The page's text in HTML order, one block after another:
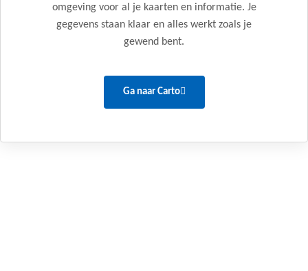
omgeving voor al je kaarten en informatie. Je
gegevens staan klaar en alles werkt zoals je
gewend bent.
Ga naar Carto